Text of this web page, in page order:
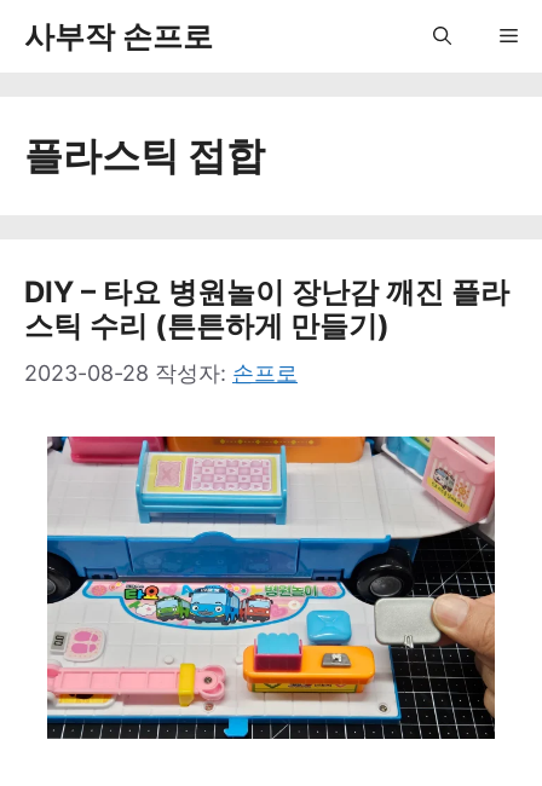
사부작 손프로
플라스틱 접합
DIY – 타요 병원놀이 장난감 깨진 플라
스틱 수리 (튼튼하게 만들기)
2023-08-28 작성자: 손프로